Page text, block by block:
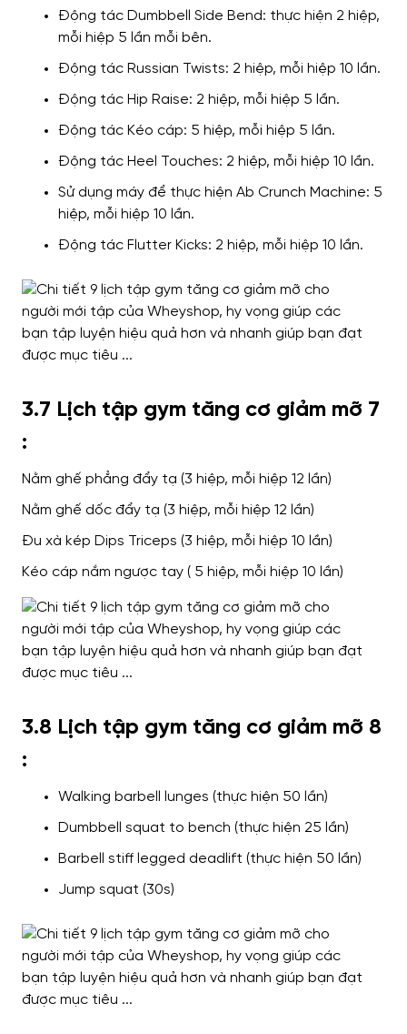
Động tác Dumbbell Side Bend: thực hiện 2 hiệp,
mỗi hiệp 5 lần mỗi bên.
Động tác Russian Twists: 2 hiệp, mỗi hiệp 10 lần.
Động tác Hip Raise: 2 hiệp, mỗi hiệp 5 lần.
Động tác Kéo cáp: 5 hiệp, mỗi hiệp 5 lần.
Động tác Heel Touches: 2 hiệp, mỗi hiệp 10 lần.
Sử dụng máy để thực hiện Ab Crunch Machine: 5
hiệp, mỗi hiệp 10 lần.
Động tác Flutter Kicks: 2 hiệp, mỗi hiệp 10 lần.
3.7 Lịch tập gym tăng cơ giảm mỡ 7
:
Nằm ghế phẳng đẩy tạ (3 hiệp, mỗi hiệp 12 lần)
Nằm ghế dốc đẩy tạ (3 hiệp, mỗi hiệp 12 lần)
Đu xà kép Dips Triceps (3 hiệp, mỗi hiệp 10 lần)
Kéo cáp nắm ngược tay ( 5 hiệp, mỗi hiệp 10 lần)
3.8 Lịch tập gym tăng cơ giảm mỡ 8
:
Walking barbell lunges (thực hiện 50 lần)
Dumbbell squat to bench (thực hiện 25 lần)
Barbell stiff legged deadlift (thực hiện 50 lần)
Jump squat (30s)